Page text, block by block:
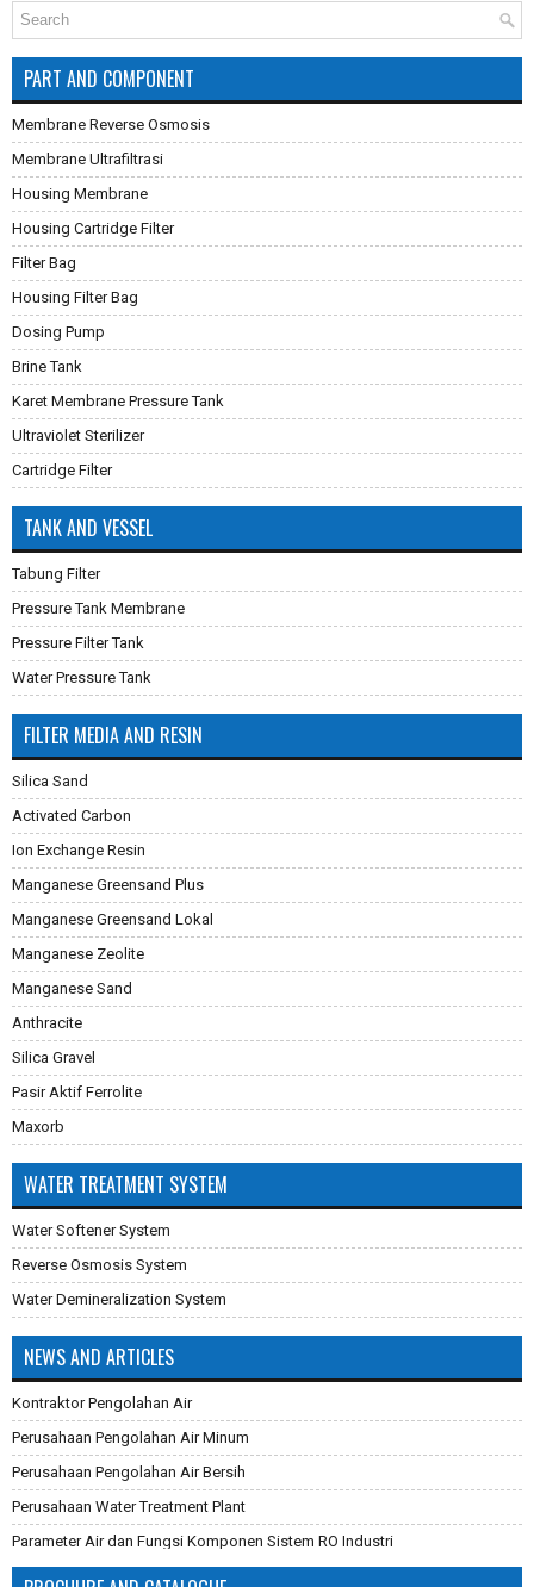
PART AND COMPONENT
Membrane Reverse Osmosis
Membrane Ultrafiltrasi
Housing Membrane
Housing Cartridge Filter
Filter Bag
Housing Filter Bag
Dosing Pump
Brine Tank
Karet Membrane Pressure Tank
Ultraviolet Sterilizer
Cartridge Filter
TANK AND VESSEL
Tabung Filter
Pressure Tank Membrane
Pressure Filter Tank
Water Pressure Tank
FILTER MEDIA AND RESIN
Silica Sand
Activated Carbon
Ion Exchange Resin
Manganese Greensand Plus
Manganese Greensand Lokal
Manganese Zeolite
Manganese Sand
Anthracite
Silica Gravel
Pasir Aktif Ferrolite
Maxorb
WATER TREATMENT SYSTEM
Water Softener System
Reverse Osmosis System
Water Demineralization System
NEWS AND ARTICLES
Kontraktor Pengolahan Air
Perusahaan Pengolahan Air Minum
Perusahaan Pengolahan Air Bersih
Perusahaan Water Treatment Plant
Parameter Air dan Fungsi Komponen Sistem RO Industri
Pembuatan Karbon Aktif